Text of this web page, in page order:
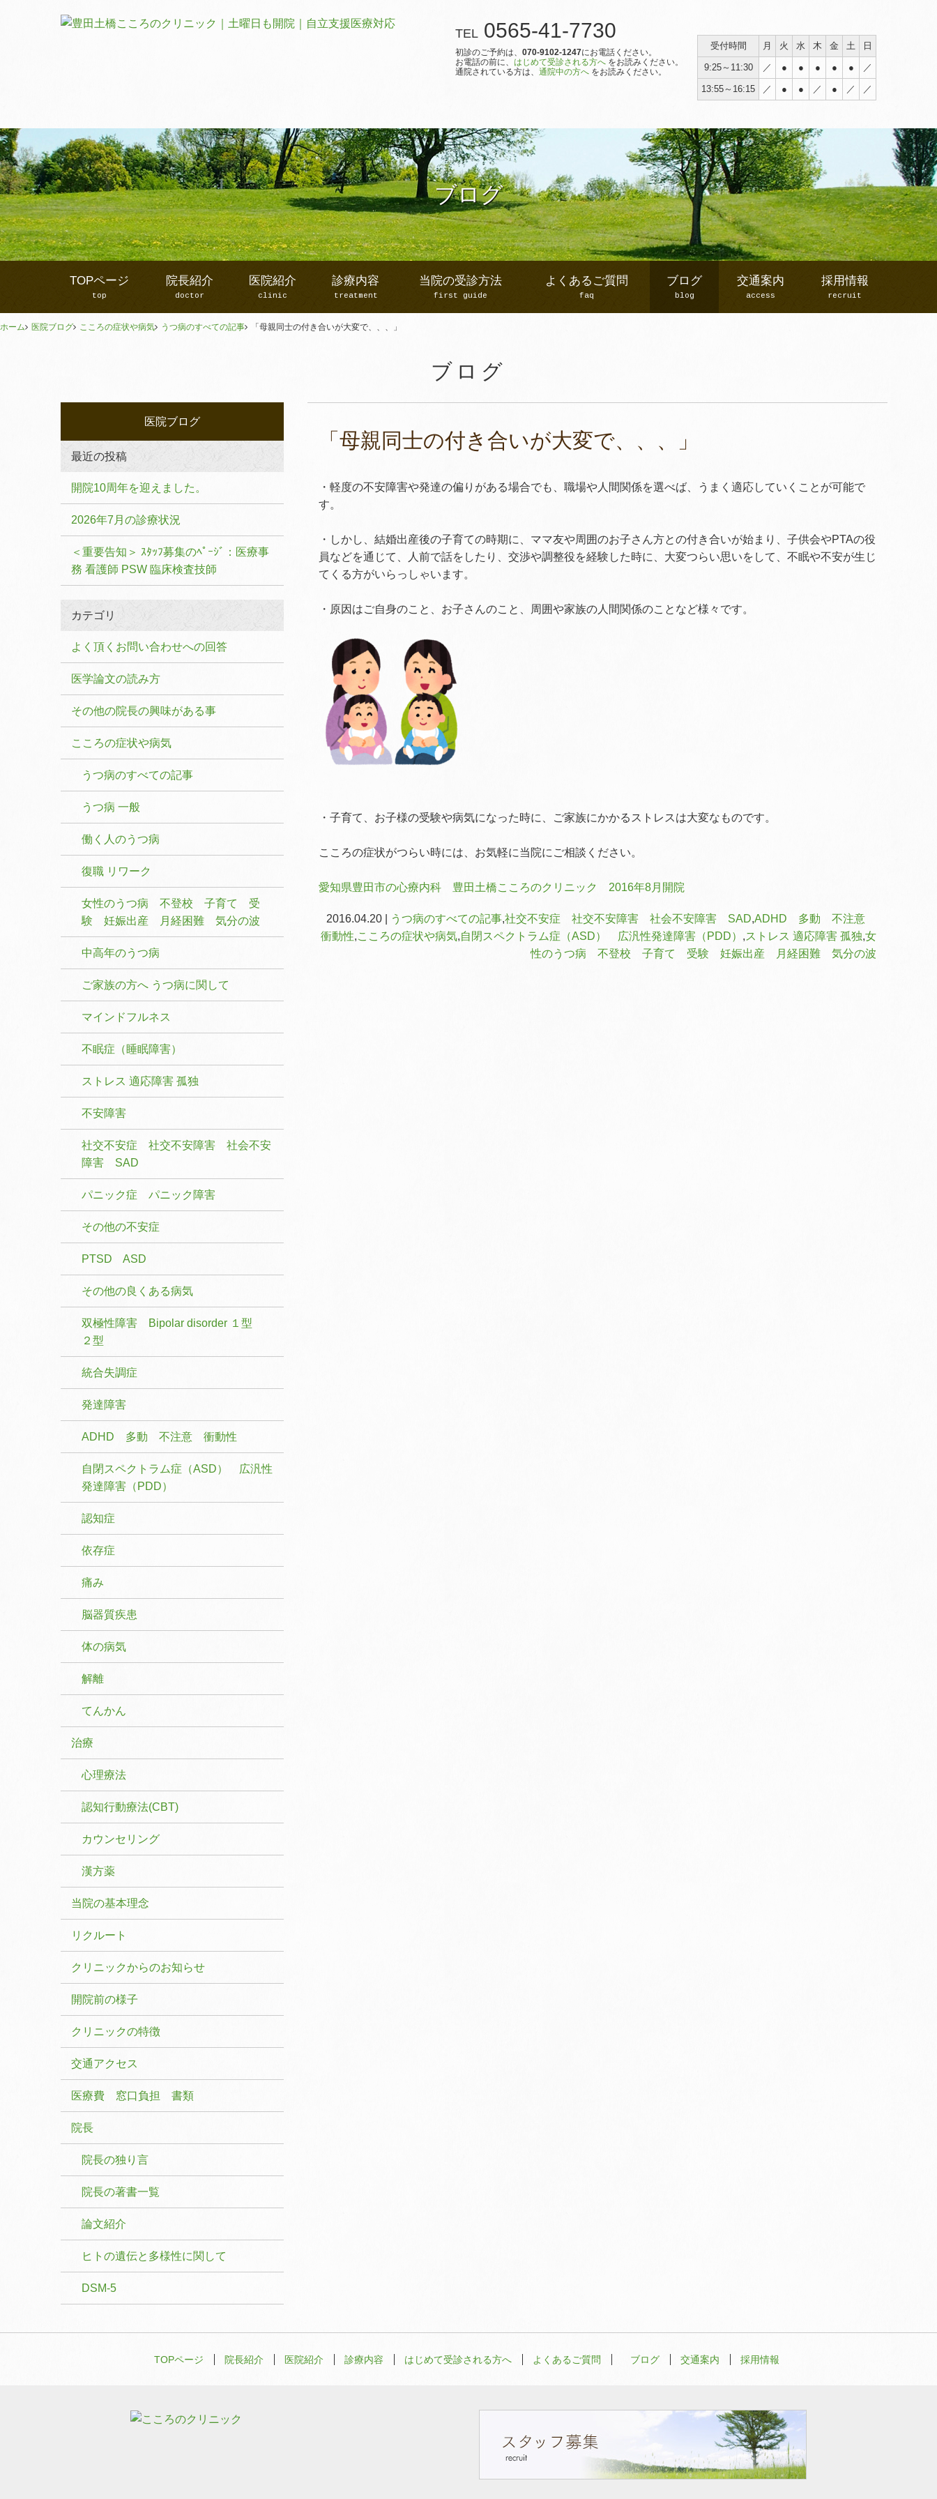
TEL 0565-41-7730
初診のご予約は、 070-9102-1247にお電話ください。
お電話の前に、 はじめて受診される方へ をお読みください。
通院されている方は、 通院中の方へ をお読みください。
受付時間 月 火 水 木 金 土 日
9:25～11:30 ／ ● ● ● ● ● ／
13:55～16:15 ／ ● ● ／ ● ／ ／
ブログ
TOPページ
top
院長紹介
doctor
医院紹介
clinic
診療内容
treatment
当院の受診方法
first guide
よくあるご質問
faq
ブログ
blog
交通案内
access
採用情報
recruit
ホーム 医院ブログ こころの症状や病気 うつ病のすべての記事 「母親同士の付き合いが大変で、、、」
ブログ
「母親同士の付き合いが大変で、、、」
・軽度の不安障害や発達の偏りがある場合でも、職場や人間関係を選べば、うまく適応していくことが可能で
す。
・しかし、結婚出産後の子育ての時期に、ママ友や周囲のお子さん方との付き合いが始まり、子供会やPTAの役
員などを通じて、人前で話をしたり、交渉や調整役を経験した時に、大変つらい思いをして、不眠や不安が生じ
てくる方がいらっしゃいます。
・原因はご自身のこと、お子さんのこと、周囲や家族の人間関係のことなど様々です。
・子育て、お子様の受験や病気になった時に、ご家族にかかるストレスは大変なものです。
こころの症状がつらい時には、お気軽に当院にご相談ください。
愛知県豊田市の心療内科 豊田土橋こころのクリニック 2016年8月開院
2016.04.20 | うつ病のすべての記事,社交不安症 社交不安障害 社会不安障害 SAD,ADHD 多動 不注意
衝動性,こころの症状や病気,自閉スペクトラム症（ASD） 広汎性発達障害（PDD） ,ストレス 適応障害 孤独,女
性のうつ病 不登校 子育て 受験 妊娠出産 月経困難 気分の波
医院ブログ
最近の投稿
開院10周年を迎えました。
2026年7月の診療状況
＜重要告知＞ ｽﾀｯﾌ募集のﾍﾟｰｼﾞ：医療事
務 看護師 PSW 臨床検査技師
カテゴリ
よく頂くお問い合わせへの回答
医学論文の読み方
その他の院長の興味がある事
こころの症状や病気
うつ病のすべての記事
うつ病 一般
働く人のうつ病
復職 リワーク
女性のうつ病 不登校 子育て 受
験 妊娠出産 月経困難 気分の波
中高年のうつ病
ご家族の方へ うつ病に関して
マインドフルネス
不眠症（睡眠障害）
ストレス 適応障害 孤独
不安障害
社交不安症 社交不安障害 社会不安
障害 SAD
パニック症 パニック障害
その他の不安症
PTSD ASD
その他の良くある病気
双極性障害 Bipolar disorder １型
２型
統合失調症
発達障害
ADHD 多動 不注意 衝動性
自閉スペクトラム症（ASD） 広汎性
発達障害（PDD）
認知症
依存症
痛み
脳器質疾患
体の病気
解離
てんかん
治療
心理療法
認知行動療法(CBT)
カウンセリング
漢方薬
当院の基本理念
リクルート
クリニックからのお知らせ
開院前の様子
クリニックの特徴
交通アクセス
医療費 窓口負担 書類
院長
院長の独り言
院長の著書一覧
論文紹介
ヒトの遺伝と多様性に関して
DSM-5
TOPページ 院長紹介 医院紹介 診療内容 はじめて受診される方へ よくあるご質問 ブログ 交通案内 採用情報